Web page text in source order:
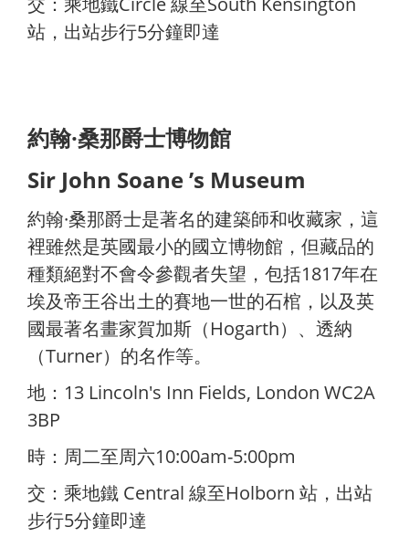
站，出站步行5分鐘即達
約翰·桑那爵士博物館
Sir John Soane ’s Museum
約翰·桑那爵士是著名的建築師和收藏家，這
裡雖然是英國最小的國立博物館，但藏品的
種類絕對不會令參觀者失望，包括1817年在
埃及帝王谷出土的賽地一世的石棺，以及英
國最著名畫家賀加斯（Hogarth）、透納
（Turner）的名作等。
地：13 Lincoln's Inn Fields, London WC2A
3BP
時：周二至周六10:00am-5:00pm
交：乘地鐵 Central 線至Holborn 站，出站
步行5分鐘即達